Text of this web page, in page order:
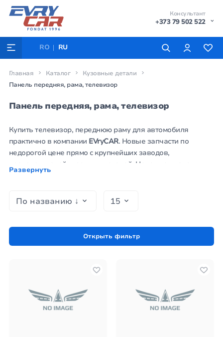
Консультант
+373 79 502 522
RO RU
Главная Каталог
Кузовные детали
Панель передняя, рама, телевизор
Панель передняя, рама, телевизор
Купить телевизор, переднюю раму для автомобиля
практично в компании EVryCAR. Новые запчасти по
недорогой цене прямо с крупнейших заводов,
производителей кузовных деталей. Надежная панель
телевизор укрепит кузов и другие части авто под капотом.
на сайте autoworld.md в любое время.
Развернуть
Открыть фильтр